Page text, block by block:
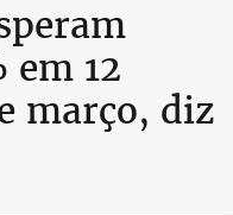
em 12
março, diz